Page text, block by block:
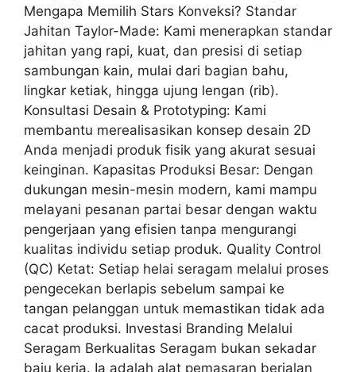
Mengapa Memilih Stars Konveksi? Standar
Jahitan Taylor-Made: Kami menerapkan standar
jahitan yang rapi, kuat, dan presisi di setiap
sambungan kain, mulai dari bagian bahu,
lingkar ketiak, hingga ujung lengan (rib).
Konsultasi Desain & Prototyping: Kami
membantu merealisasikan konsep desain 2D
Anda menjadi produk fisik yang akurat sesuai
keinginan. Kapasitas Produksi Besar: Dengan
dukungan mesin-mesin modern, kami mampu
melayani pesanan partai besar dengan waktu
pengerjaan yang efisien tanpa mengurangi
kualitas individu setiap produk. Quality Control
(QC) Ketat: Setiap helai seragam melalui proses
pengecekan berlapis sebelum sampai ke
tangan pelanggan untuk memastikan tidak ada
cacat produksi. Investasi Branding Melalui
Seragam Berkualitas Seragam bukan sekadar
baju kerja. Ia adalah alat pemasaran berjalan